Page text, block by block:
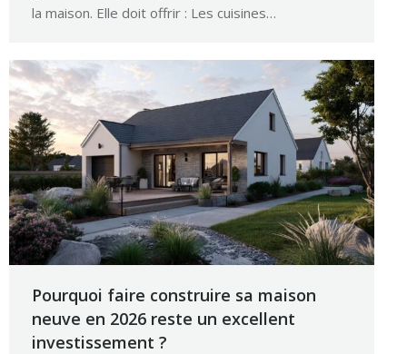
la maison. Elle doit offrir : Les cuisines…
Pourquoi faire construire sa maison
neuve en 2026 reste un excellent
investissement ?